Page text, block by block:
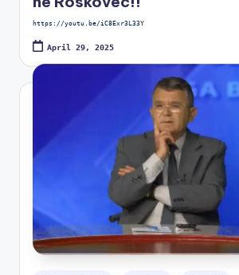
https://youtu.be/iC8Exr3L33Y
April 29, 2025